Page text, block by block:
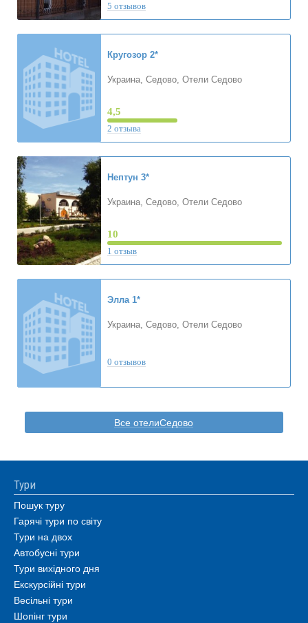
5 отзывов
Кругозор 2*
Украина, Седово, Отели Седово
4,5
2 отзыва
Нептун 3*
Украина, Седово, Отели Седово
10
1 отзыв
Элла 1*
Украина, Седово, Отели Седово
0 отзывов
Все отелиСедово
Тури
Пошук туру
Гарячі тури по світу
Тури на двох
Автобусні тури
Тури вихідного дня
Екскурсійні тури
Весільні тури
Шопінг тури